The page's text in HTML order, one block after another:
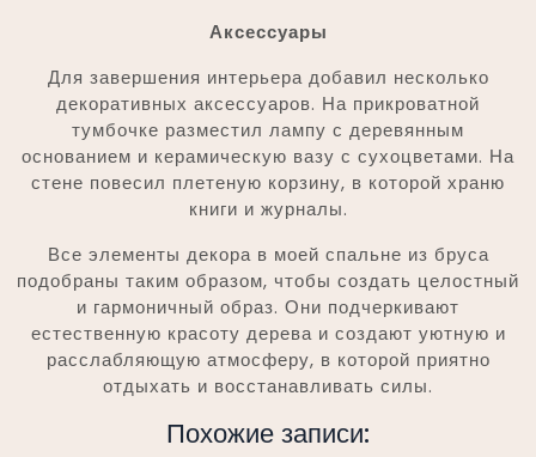
Аксессуары
Для завершения интерьера добавил несколько
декоративных аксессуаров. На прикроватной
тумбочке разместил лампу с деревянным
основанием и керамическую вазу с сухоцветами. На
стене повесил плетеную корзину, в которой храню
книги и журналы.
Все элементы декора в моей спальне из бруса
подобраны таким образом, чтобы создать целостный
и гармоничный образ. Они подчеркивают
естественную красоту дерева и создают уютную и
расслабляющую атмосферу, в которой приятно
отдыхать и восстанавливать силы.
Похожие записи: